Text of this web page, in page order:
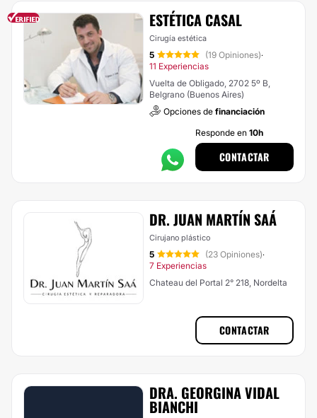
ESTÉTICA CASAL
Cirugía estética
5 (19 Opiniones)·
11 Experiencias
Vuelta de Obligado, 2702 5º B,
Belgrano (Buenos Aires)
Opciones de financiación
Responde en 10h
CONTACTAR
DR. JUAN MARTÍN SAÁ
Cirujano plástico
5 (23 Opiniones)·
7 Experiencias
Chateau del Portal 2° 218, Nordelta
CONTACTAR
DRA. GEORGINA VIDAL
BIANCHI